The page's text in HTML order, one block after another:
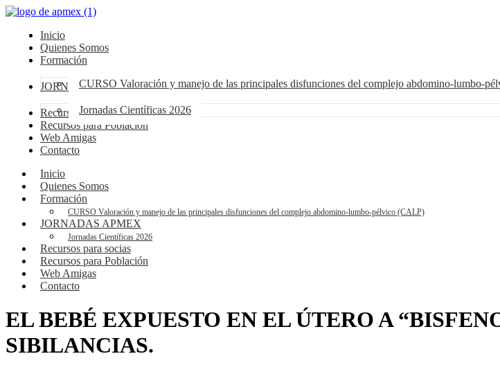
Inicio
Quienes Somos
Formación
CURSO Valoración y manejo de las principales disfunciones del complejo abdomino-lumbo-
JORNADAS APMEX
Jornadas Científicas 2026
Recursos para socias
Recursos para Población
Web Amigas
Contacto
Inicio
Quienes Somos
Formación
CURSO Valoración y manejo de las principales disfunciones del complejo abdomino-lumbo-pélvico (CALP)
JORNADAS APMEX
Jornadas Científicas 2026
Recursos para socias
Recursos para Población
Web Amigas
Contacto
EL BEBÉ EXPUESTO EN EL ÚTERO A
SIBILANCIAS.